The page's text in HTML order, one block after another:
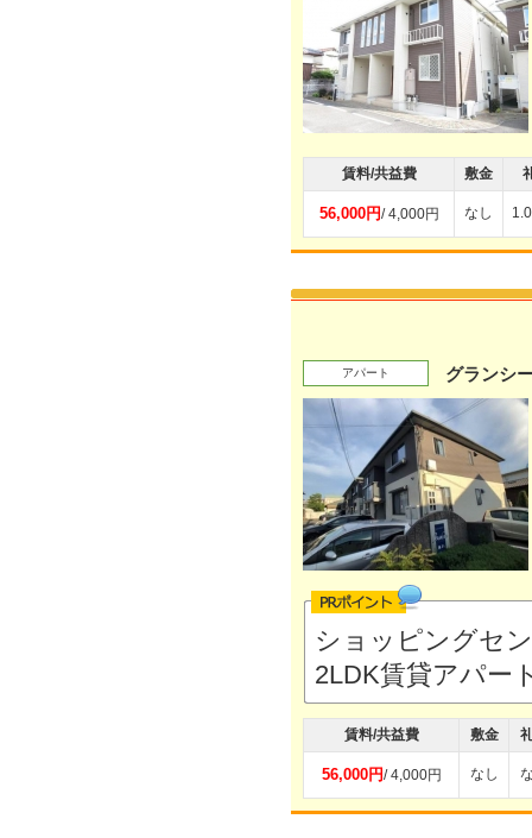
賃料/共益費 敷金
56,000円/ 4,000円 なし
アパート グランシ
ショッピングセ
2LDK賃貸アパー
賃料/共益費 敷金
56,000円/ 4,000円 なし